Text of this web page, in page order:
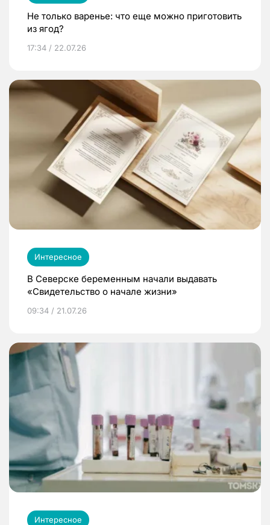
Не только варенье: что еще можно приготовить
из ягод?
17:34 / 22.07.26
Интересное
В Северске беременным начали выдавать
«Свидетельство о начале жизни»
09:34 / 21.07.26
Интересное